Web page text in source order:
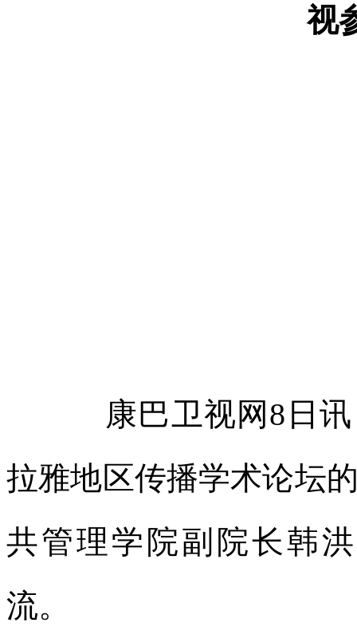
视
康巴卫视网8日
拉雅地区传播学术论坛
共管理学院副院长韩
流。